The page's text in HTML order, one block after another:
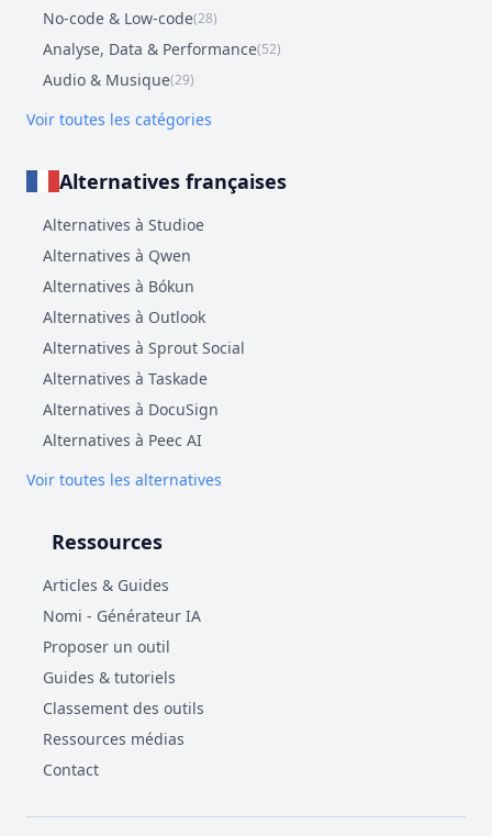
No-code & Low-code(28)
Analyse, Data & Performance(52)
Audio & Musique(29)
Voir toutes les catégories
Alternatives françaises
Alternatives à Studioe
Alternatives à Qwen
Alternatives à Bókun
Alternatives à Outlook
Alternatives à Sprout Social
Alternatives à Taskade
Alternatives à DocuSign
Alternatives à Peec AI
Voir toutes les alternatives
Ressources
Articles & Guides
Nomi - Générateur IA
Proposer un outil
Guides & tutoriels
Classement des outils
Ressources médias
Contact